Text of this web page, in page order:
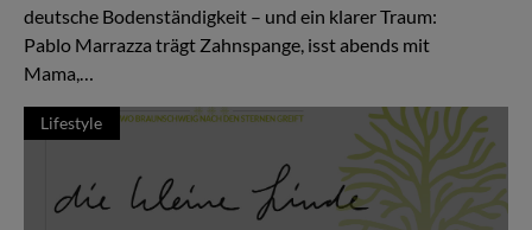
deutsche Bodenständigkeit – und ein klarer Traum:
Pablo Marrazza trägt Zahnspange, isst abends mit
Mama,…
Lifestyle